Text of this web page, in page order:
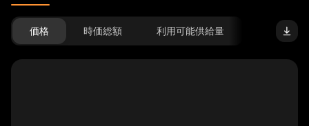
価格 時価総額 利用可能供給量